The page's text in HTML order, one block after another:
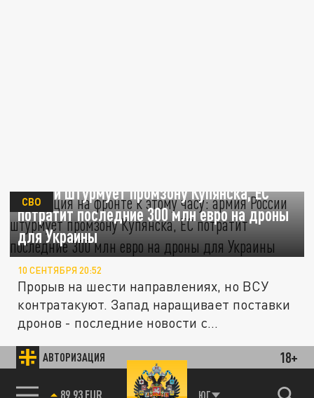
АВТОРИЗАЦИЯ 18+
85.64 BRENT ЮГ
России штурмует промзону Купянска, ЕС
потратит последние 300 млн евро на дроны
для Украины
СВО
10 СЕНТЯБРЯ 20:52
Прорыв на шести направлениях, но ВСУ
контратакуют. Запад наращивает поставки
дронов - последние новости с...